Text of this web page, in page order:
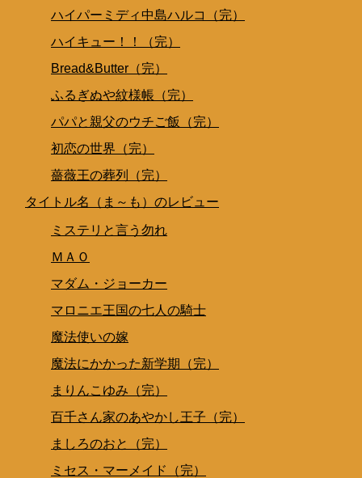
ハイパーミディ中島ハルコ（完）
ハイキュー！！（完）
Bread&Butter（完）
ふるぎぬや紋様帳（完）
パパと親父のウチご飯（完）
初恋の世界（完）
薔薇王の葬列（完）
タイトル名（ま～も）のレビュー
ミステリと言う勿れ
ＭＡＯ
マダム・ジョーカー
マロニエ王国の七人の騎士
魔法使いの嫁
魔法にかかった新学期（完）
まりんこゆみ（完）
百千さん家のあやかし王子（完）
ましろのおと（完）
ミセス・マーメイド（完）